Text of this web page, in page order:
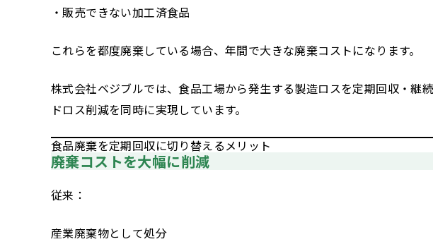
・販売できない加工済食品
これらを都度廃棄している場合、年間で大きな廃棄コストになります。
株式会社ベジブルでは、食品工場から発生する製造ロスを定期回収・継
ドロス削減を同時に実現しています。
食品廃棄を定期回収に切り替えるメリット
廃棄コストを大幅に削減
従来：
産業廃棄物として処分